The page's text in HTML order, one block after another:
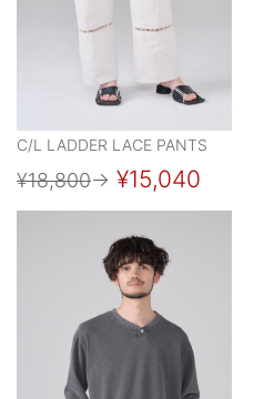
C/L LADDER LACE PANTS
¥18,800→ ¥15,040